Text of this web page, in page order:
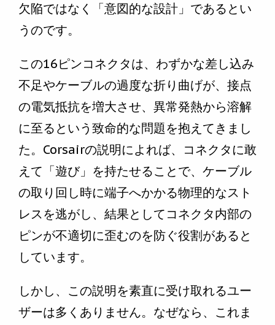
欠陥ではなく「意図的な設計」であるとい
うのです。
この16ピンコネクタは、わずかな差し込み
不足やケーブルの過度な折り曲げが、接点
の電気抵抗を増大させ、異常発熱から溶解
に至るという致命的な問題を抱えてきまし
た。Corsairの説明によれば、コネクタに敢
えて「遊び」を持たせることで、ケーブル
の取り回し時に端子へかかる物理的なスト
レスを逃がし、結果としてコネクタ内部の
ピンが不適切に歪むのを防ぐ役割があると
しています。
しかし、この説明を素直に受け取れるユー
ザーは多くありません。なぜなら、これま